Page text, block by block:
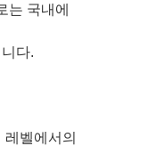
는 국내에
다.
벨에서의